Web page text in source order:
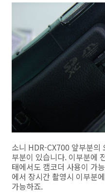
소니 HDR-CX700 앞부분의
부분이 있습니다. 이부분에
태에서도 캠코더 사용이 가
에서 장시간 촬영시 이부분
가능하죠.